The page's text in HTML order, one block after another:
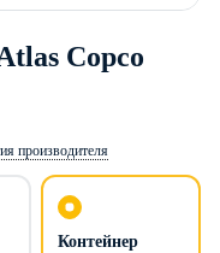
Copco
производителя
Контейнер